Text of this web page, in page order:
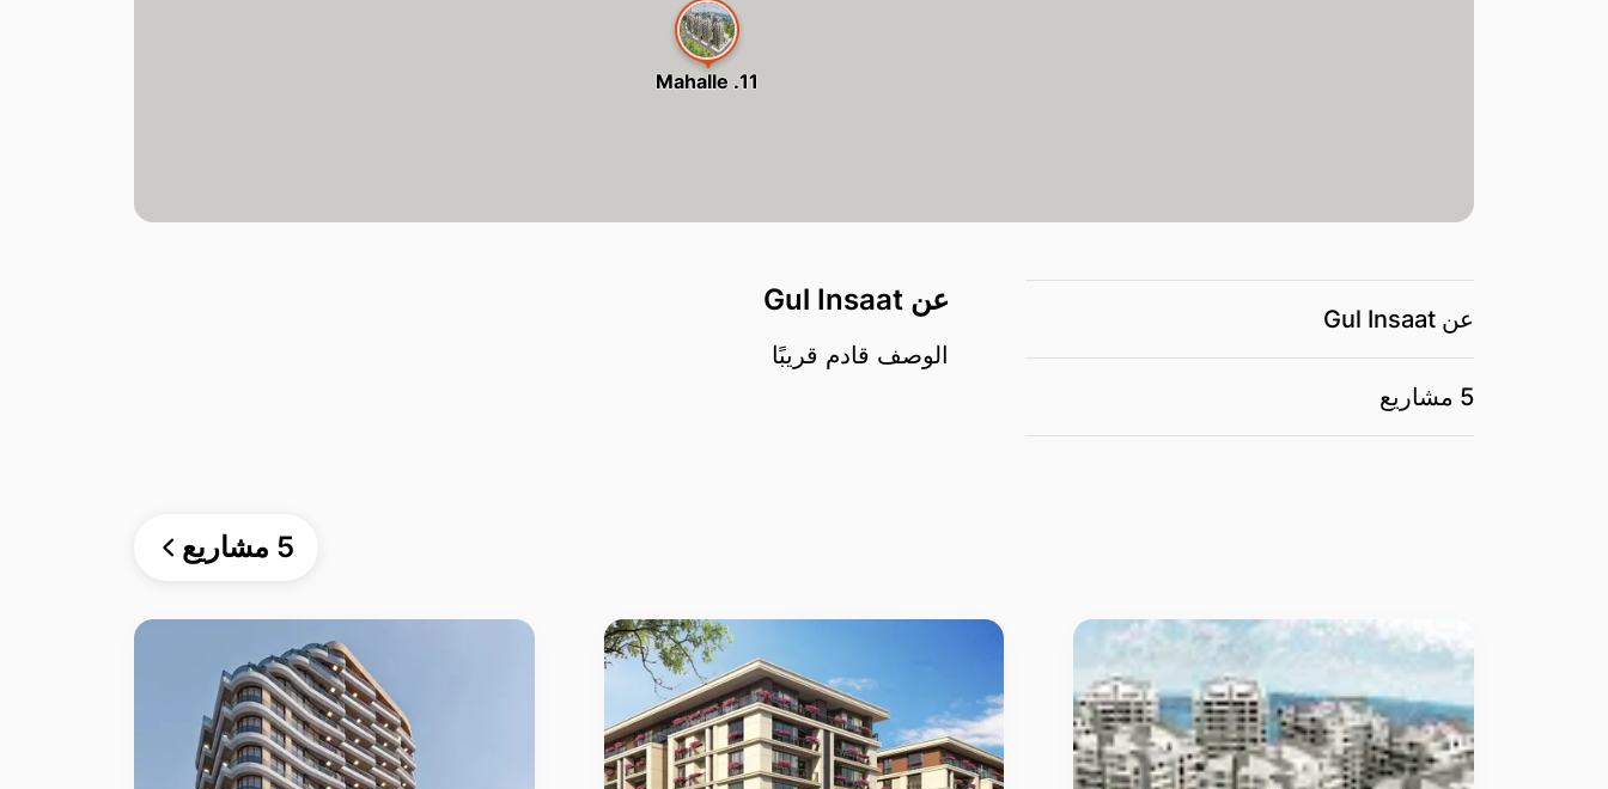
11. Mahalle
عن Gul Insaat
الوصف قادم قريبًا
عن Gul Insaat
5 مشاريع
5 مشاريع